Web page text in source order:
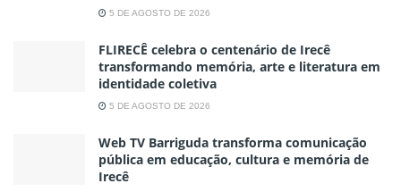
5 DE AGOSTO DE 2026
FLIRECÊ celebra o centenário de Irecê
transformando memória, arte e literatura em
identidade coletiva
5 DE AGOSTO DE 2026
Web TV Barriguda transforma comunicação
pública em educação, cultura e memória de
Irecê